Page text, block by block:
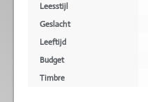
Leesstijl
Geslacht
Leeftijd
Budget
Timbre